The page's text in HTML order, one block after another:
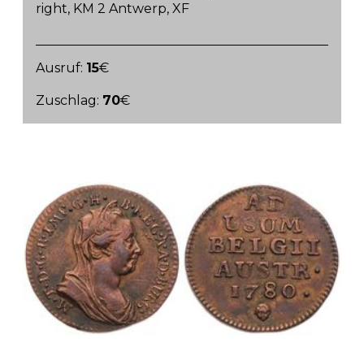
right, KM 2 Antwerp, XF
Ausruf: 15€
Zuschlag: 70€